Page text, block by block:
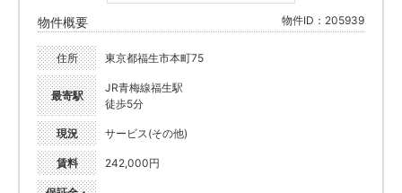
物件概要 物件ID：205939
住所 東京都福生市本町75
最寄駅
JR青梅線福生駅
徒歩5分
現況 サービス(その他)
賃料 242,000円